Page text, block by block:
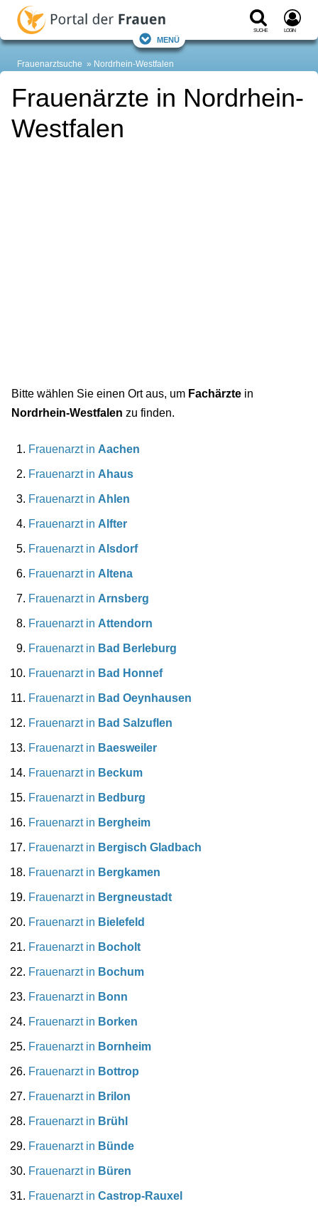
Suche Login
Menü
Frauenarztsuche Nordrhein-Westfalen
Frauenärzte in Nordrhein-
Westfalen
Bitte wählen Sie einen Ort aus, um Fachärzte in
Nordrhein-Westfalen zu finden.
Frauenarzt in Aachen
Frauenarzt in Ahaus
Frauenarzt in Ahlen
Frauenarzt in Alfter
Frauenarzt in Alsdorf
Frauenarzt in Altena
Frauenarzt in Arnsberg
Frauenarzt in Attendorn
Frauenarzt in Bad Berleburg
Frauenarzt in Bad Honnef
Frauenarzt in Bad Oeynhausen
Frauenarzt in Bad Salzuflen
Frauenarzt in Baesweiler
Frauenarzt in Beckum
Frauenarzt in Bedburg
Frauenarzt in Bergheim
Frauenarzt in Bergisch Gladbach
Frauenarzt in Bergkamen
Frauenarzt in Bergneustadt
Frauenarzt in Bielefeld
Frauenarzt in Bocholt
Frauenarzt in Bochum
Frauenarzt in Bonn
Frauenarzt in Borken
Frauenarzt in Bornheim
Frauenarzt in Bottrop
Frauenarzt in Brilon
Frauenarzt in Brühl
Frauenarzt in Bünde
Frauenarzt in Büren
Frauenarzt in Castrop-Rauxel